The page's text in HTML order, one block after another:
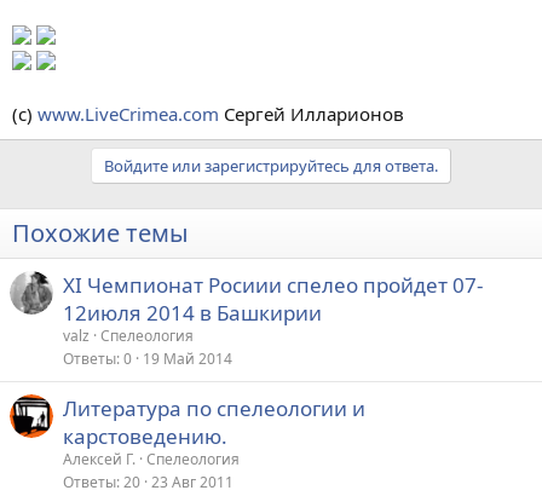
(c) www.LiveCrimea.com Сергей Илларионов
Войдите или зарегистрируйтесь для ответа.
Похожие темы
XI Чемпионат Росиии спелео пройдет 07-
12июля 2014 в Башкирии
valz Спелеология
Ответы 0 19 Май 2014
Литература по спелеологии и
карстоведению.
Алексей Г. Спелеология
Ответы 20 23 Авг 2011